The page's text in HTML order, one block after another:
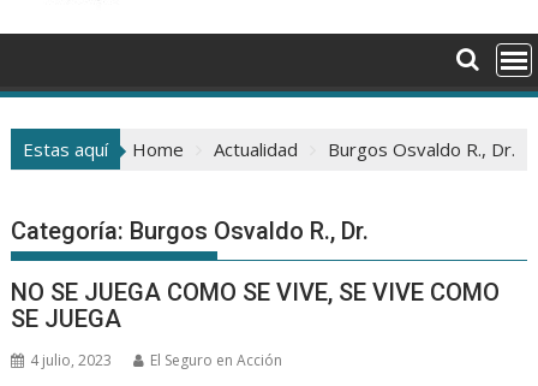
Estas aquí Home Actualidad Burgos Osvaldo R., Dr.
Categoría: Burgos Osvaldo R., Dr.
NO SE JUEGA COMO SE VIVE, SE VIVE COMO
SE JUEGA
4 julio, 2023 El Seguro en Acción